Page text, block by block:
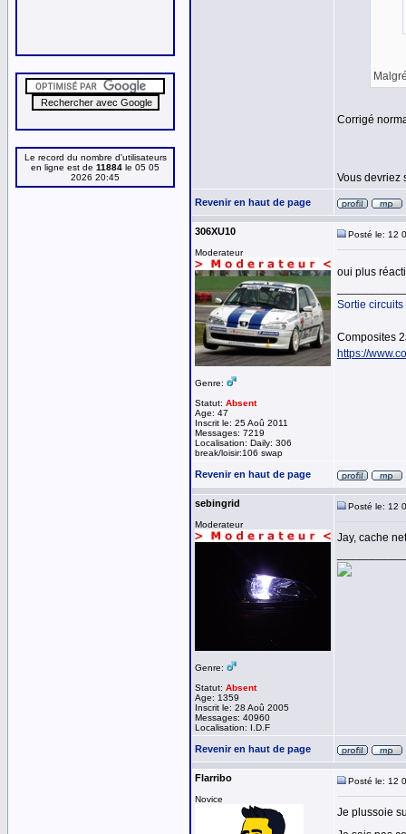
Le record du nombre d'utilisateurs
en ligne est de 11884 le 05 05
2026 20:45
Corrigé
Vous devriez
Revenir en haut de page
306XU10
Moderateur
Genre:
Statut: Absent
Age: 47
Inscrit le: 25 Aoû 2011
Messages: 7219
Localisation: Daily: 306
break/loisir:106 swap
Posté le: 12
oui plus
Sortie circuits
Composites
https://
Revenir en haut de page
sebingrid
Moderateur
Genre:
Statut: Absent
Age: 1359
Inscrit le: 28 Aoû 2005
Messages: 40960
Localisation: I.D.F
Posté le: 12
Jay, cache
Revenir en haut de page
Flarribo
Novice
Posté le: 12
Je plussoie